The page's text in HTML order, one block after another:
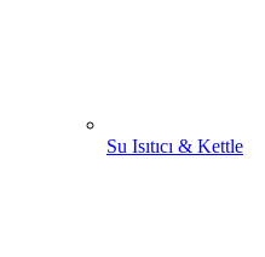
Su Isıtıcı & Kettle